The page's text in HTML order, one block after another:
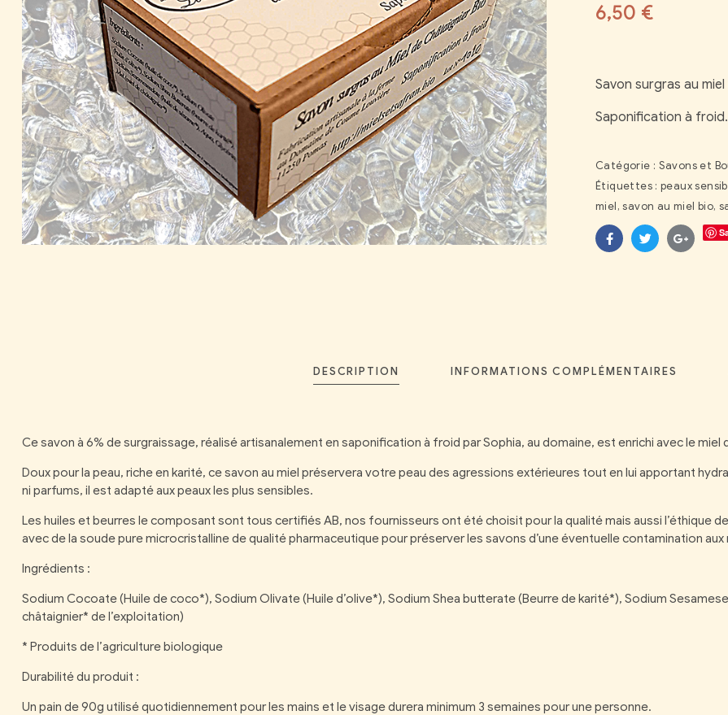
sur 5
6,50 €
Savon surgras au
Saponification à
Catégorie : Savons et
Étiquettes :peaux
miel,savon au miel bio,
FacebookTwitterGoogle+
DESCRIPTION INFORMATIONS COMPLÉMENTAIRES
Ce savon à 6% de surgraissage, réalisé artisanalement en saponification à froid par Sophia, au domaine, est enrichi avec le miel
Doux pour la peau, riche en karité, ce savon au miel préservera votre peau des agressions extérieures tout en lui apportant
ni parfums, il est adapté aux peaux les plus sensibles.
Les huiles et beurres le composant sont tous certifiés AB, nos fournisseurs ont été choisit pour la qualité mais aussi l’éthique
avec de la soude pure microcristalline de qualité pharmaceutique pour préserver les savons d’une éventuelle contamination aux
Ingrédients :
Sodium Cocoate (Huile de coco*), Sodium Olivate (Huile d’olive*), Sodium Shea butterate (Beurre de karité*), Sodium
châtaignier* de l’exploitation)
* Produits de l’agriculture biologique
Durabilité du produit :
Un pain de 90g utilisé quotidiennement pour les mains et le visage durera minimum 3 semaines pour une personne.